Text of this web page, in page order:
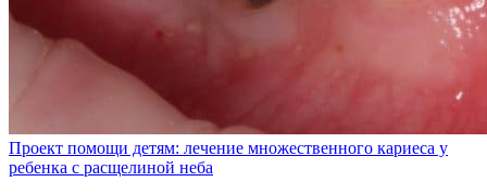
Проект помощи детям: лечение множественного кариеса у
ребенка с расщелиной неба